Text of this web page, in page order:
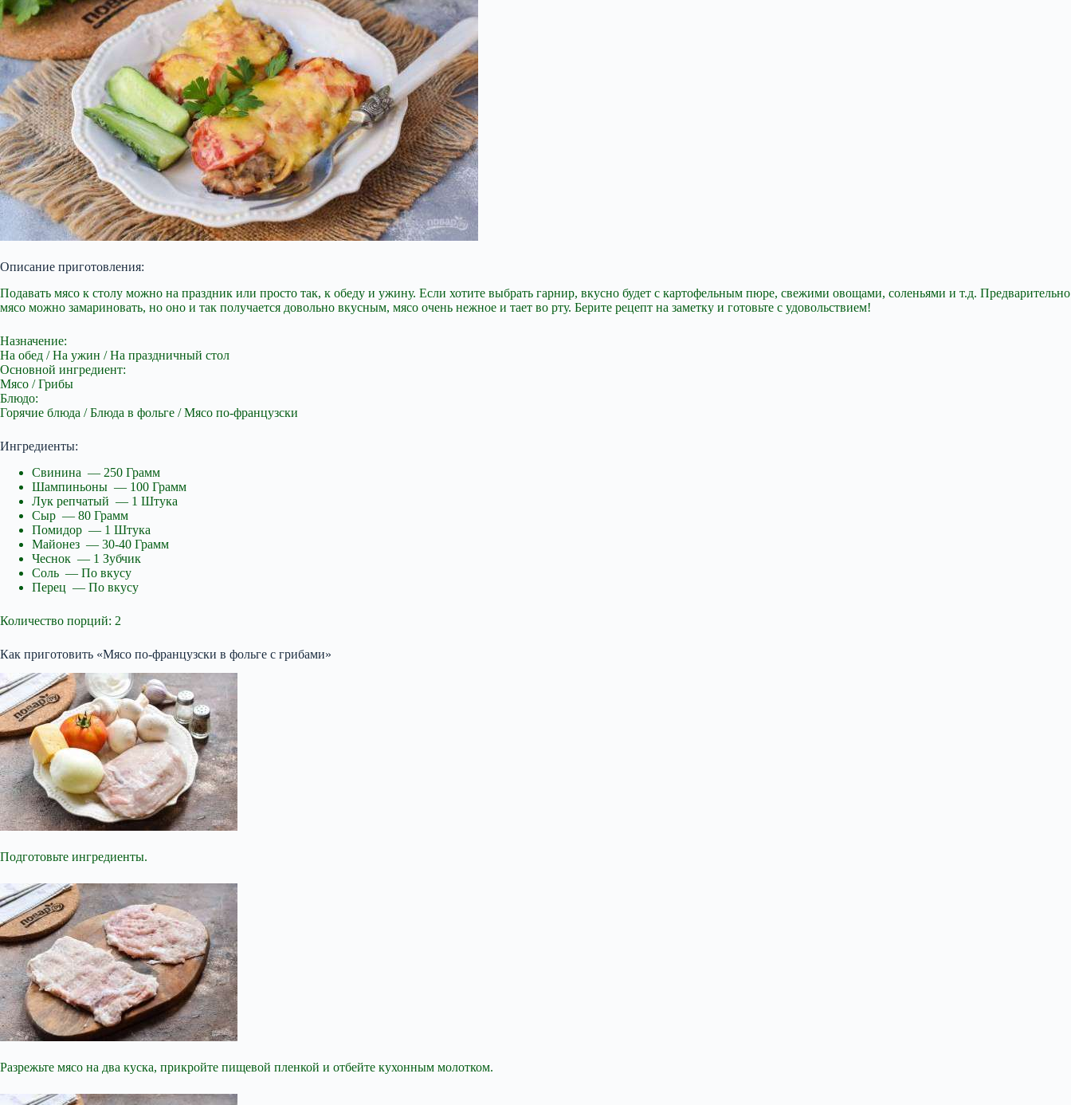
Описание приготовления:
Подавать мясо к столу можно на праздник или просто так, к обеду и ужину. Если хотите выбрать гарнир, вкусно будет с картофельным пюре, свежими овощами, соленьями и т.д. Предварительно
мясо можно замариновать, но оно и так получается довольно вкусным, мясо очень нежное и тает во рту. Берите рецепт на заметку и готовьте с удовольствием!
Назначение:
На обед / На ужин / На праздничный стол
Основной ингредиент:
Мясо / Грибы
Блюдо:
Горячие блюда / Блюда в фольге / Мясо по-французски
Ингредиенты:
Свинина — 250 Грамм
Шампиньоны — 100 Грамм
Лук репчатый — 1 Штука
Сыр — 80 Грамм
Помидор — 1 Штука
Майонез — 30-40 Грамм
Чеснок — 1 Зубчик
Соль — По вкусу
Перец — По вкусу
Количество порций: 2
Как приготовить «Мясо по-французски в фольге с грибами»
Подготовьте ингредиенты.
Разрежьте мясо на два куска, прикройте пищевой пленкой и отбейте кухонным молотком.